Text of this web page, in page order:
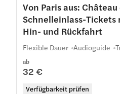
Von Paris aus:
Schnelleinlass-Tickets
Hin- und Rückfahrt
ab
32 €
Verfügbarkeit prüfen
Flexible Dauer Audioguide